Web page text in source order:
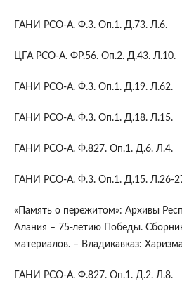
ГАНИ РСО-А. Ф.3. Оп.1. Д.73. Л.6.
ЦГА РСО-А. ФР.56. Оп.2. Д.43. Л.10.
ГАНИ РСО-А. Ф.3. Оп.1. Д.19. Л.62.
ГАНИ РСО-А. Ф.3. Оп.1. Д.18. Л.15.
ГАНИ РСО-А. Ф.827. Оп.1. Д.6. Л.4.
ГАНИ РСО-А. Ф.3. Оп.1. Д.15. Л.26-
«Память о пережитом»: Архивы
Алания – 75-летию Победы.
материалов. – Владикавказ:
ГАНИ РСО-А. Ф.827. Оп.1. Д.2. Л.8.